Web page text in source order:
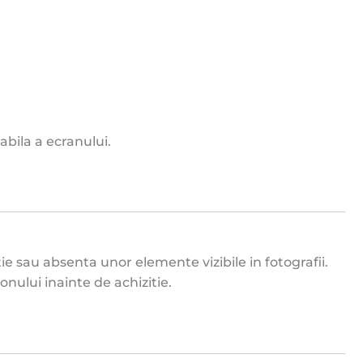
a ecranului.
sau absenta unor elemente vizibile in fotografii.
inainte de achizitie.